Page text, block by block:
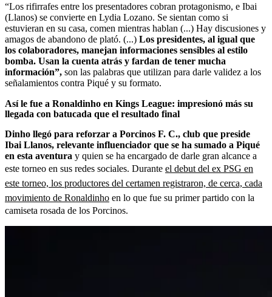
“Los rifirrafes entre los presentadores cobran protagonismo, e Ibai
(Llanos) se convierte en Lydia Lozano. Se sientan como si
estuvieran en su casa, comen mientras hablan (...) Hay discusiones y
amagos de abandono de plató. (...) Los presidentes, al igual que
los colaboradores, manejan informaciones sensibles al estilo
bomba. Usan la cuenta atrás y fardan de tener mucha
información”, son las palabras que utilizan para darle validez a los
señalamientos contra Piqué y su formato.
Así le fue a Ronaldinho en Kings League: impresionó más su
llegada con batucada que el resultado final
Dinho llegó para reforzar a Porcinos F. C., club que preside
Ibai Llanos, relevante influenciador que se ha sumado a Piqué
en esta aventura y quien se ha encargado de darle gran alcance a
este torneo en sus redes sociales. Durante el debut del ex PSG en
este torneo, los productores del certamen registraron, de cerca, cada
movimiento de Ronaldinho en lo que fue su primer partido con la
camiseta rosada de los Porcinos.